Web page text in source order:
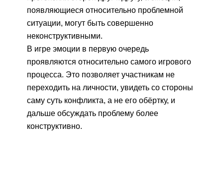
появляющиеся относительно проблемной
ситуации, могут быть совершенно
неконструктивными.
В игре эмоции в первую очередь
проявляются относительно самого игрового
процесса. Это позволяет участникам не
переходить на личности, увидеть со стороны
саму суть конфликта, а не его обёртку, и
дальше обсуждать проблему более
конструктивно.